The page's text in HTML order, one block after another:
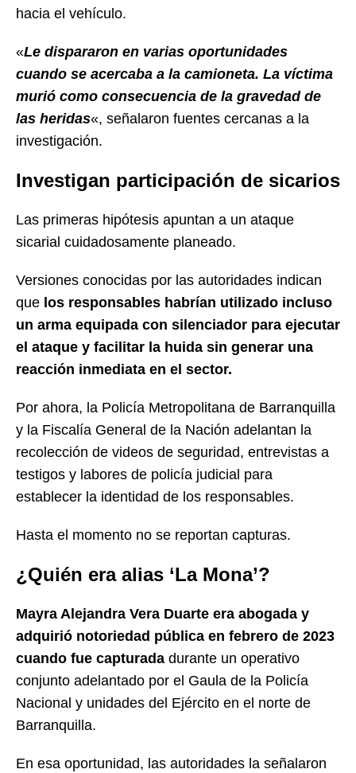
hacia el vehículo.
«Le dispararon en varias oportunidades
cuando se acercaba a la camioneta. La víctima
murió como consecuencia de la gravedad de
las heridas«, señalaron fuentes cercanas a la
investigación.
Investigan participación de sicarios
Las primeras hipótesis apuntan a un ataque
sicarial cuidadosamente planeado.
Versiones conocidas por las autoridades indican
que los responsables habrían utilizado incluso
un arma equipada con silenciador para ejecutar
el ataque y facilitar la huida sin generar una
reacción inmediata en el sector.
Por ahora, la Policía Metropolitana de Barranquilla
y la Fiscalía General de la Nación adelantan la
recolección de videos de seguridad, entrevistas a
testigos y labores de policía judicial para
establecer la identidad de los responsables.
Hasta el momento no se reportan capturas.
¿Quién era alias ‘La Mona’?
Mayra Alejandra Vera Duarte era abogada y
adquirió notoriedad pública en febrero de 2023
cuando fue capturada durante un operativo
conjunto adelantado por el Gaula de la Policía
Nacional y unidades del Ejército en el norte de
Barranquilla.
En esa oportunidad, las autoridades la señalaron